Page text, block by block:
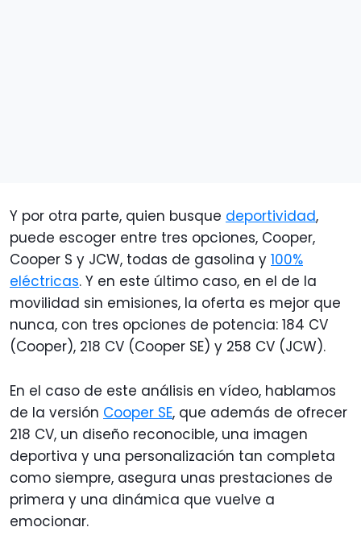
Y por otra parte, quien busque deportividad,
puede escoger entre tres opciones, Cooper,
Cooper S y JCW, todas de gasolina y 100%
eléctricas. Y en este último caso, en el de la
movilidad sin emisiones, la oferta es mejor que
nunca, con tres opciones de potencia: 184 CV
(Cooper), 218 CV (Cooper SE) y 258 CV (JCW).
En el caso de este análisis en vídeo, hablamos
de la versión Cooper SE, que además de ofrecer
218 CV, un diseño reconocible, una imagen
deportiva y una personalización tan completa
como siempre, asegura unas prestaciones de
primera y una dinámica que vuelve a
emocionar.